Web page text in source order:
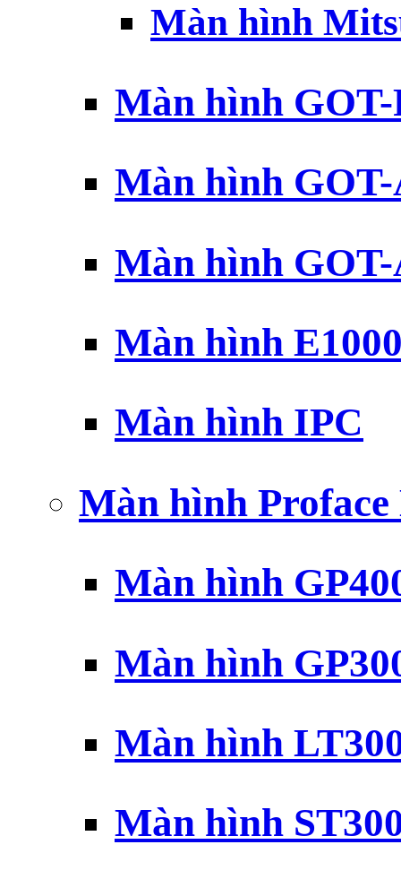
Màn hình
Màn hình GOT-
Màn hình
Màn hình
Màn hình
Màn hình IPC
Màn hình
Màn hình
Màn hình
Màn hình
Màn hình